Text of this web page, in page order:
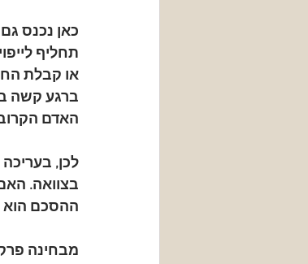
כאן נכנס
תחליף
או קבלת
ברגע קשה
האדם הקרוב
לכן,
בצוואה.
ההסכם הוא
מבחינה